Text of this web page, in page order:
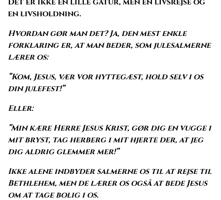
en livsholdning.
Hvordan gør man det? Ja, den mest enkle
forklaring er, at man beder, som julesalmerne
lærer os:
”Kom, Jesus, vær vor hyttegæst, hold selv i os
din julefest!”
Eller:
”Min kære Herre Jesus Krist, gør dig en vugge i
mit bryst, tag herberg i mit hjerte der, at jeg
dig aldrig glemmer mer!”
Ikke alene indbyder salmerne os til at rejse til
Bethlehem, men de lærer os også at bede Jesus
om at tage bolig i os.